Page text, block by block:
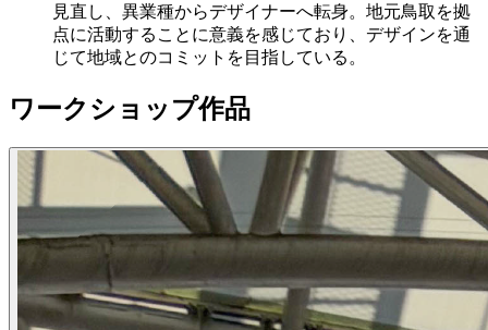
見直し、異業種からデザイナーへ転身。地元鳥取を拠
点に活動することに意義を感じており、デザインを通
じて地域とのコミットを目指している。
ワークショップ作品